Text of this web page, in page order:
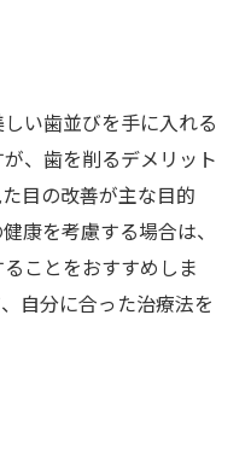
い歯並びを手に入れる
、歯を削るデメリット
目の改善が主な目的
康を考慮する場合は、
ことをおすすめしま
自分に合った治療法を